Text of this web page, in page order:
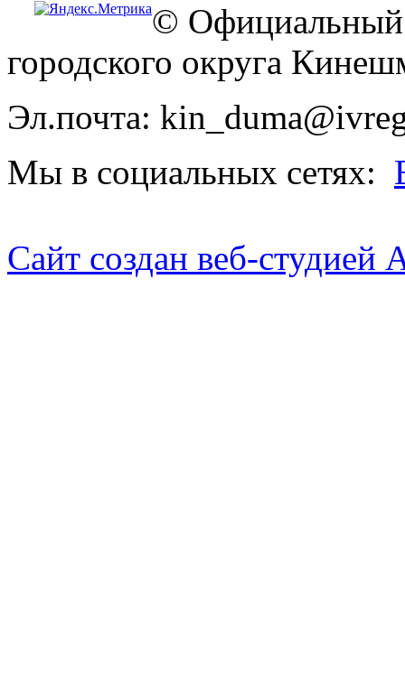
© Официальный
городского округа
Эл.почта:
Мы в социальных сетях:
Сайт создан веб-студией